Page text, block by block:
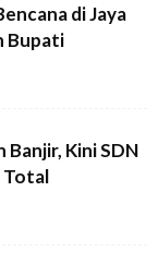
di Jaya
Bupati
Kini SDN
Total